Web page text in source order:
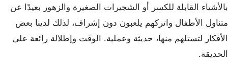
بالأشياء القابلة للكسر أو الشجيرات الصغيرة والزهور بعيدًا عن
متناول الأطفال واتركهم يلعبون دون إشراف، لذلك لدينا بعض
الأفكار لتستلهم منها، حديثة وعملية. الوقت وإطلالة رائعة على
الحديقة.